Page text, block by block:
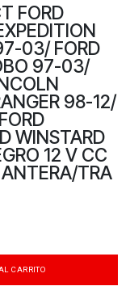
FORD
03/ FORD
97-03/
98-12/
WINSTARD
12 V CC
TRA
CARRITO